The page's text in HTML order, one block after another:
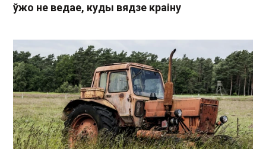
ўжо не ведае, куды вядзе краіну